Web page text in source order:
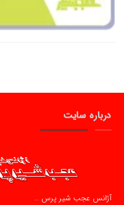
درباره سایت
آژانس عجب شیر پرس …